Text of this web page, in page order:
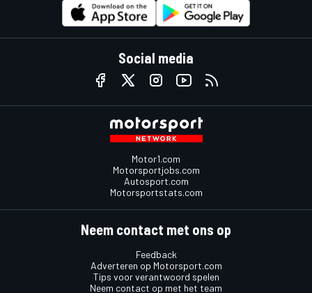
Social media
Motor1.com
Motorsportjobs.com
Autosport.com
Motorsportstats.com
Neem contact met ons op
Feedback
Adverteren op Motorsport.com
Tips voor verantwoord spelen
Neem contact op met het team